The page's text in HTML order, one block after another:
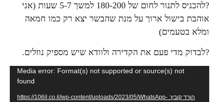
?להכניס לתנור לחום של 180-200 למשך 5-7 שעות (אני
אוהבת בישול ארוך על מנת שהבשר יצא רק כמו חמאה
ומלא בטעמים)
?לבדוק מדי פעם את הקדירה ולוודא שיש מספיק נוזלים.
Media error: Format(s) not supported or source(s) not
found
הורד קובץ: https://106il.co.il/wp-content/uploads/2023/05/WhatsApp-